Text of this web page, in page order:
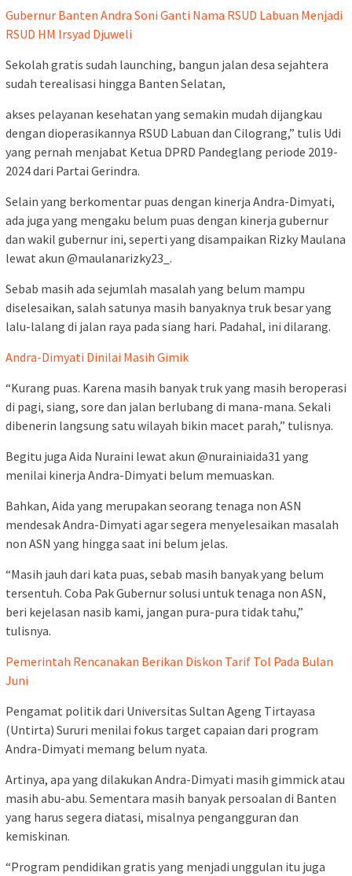
Gubernur Banten Andra Soni Ganti Nama RSUD Labuan Menjadi
RSUD HM Irsyad Djuweli
Sekolah gratis sudah launching, bangun jalan desa sejahtera
sudah terealisasi hingga Banten Selatan,
akses pelayanan kesehatan yang semakin mudah dijangkau
dengan dioperasikannya RSUD Labuan dan Cilograng,” tulis Udi
yang pernah menjabat Ketua DPRD Pandeglang periode 2019-
2024 dari Partai Gerindra.
Selain yang berkomentar puas dengan kinerja Andra-Dimyati,
ada juga yang mengaku belum puas dengan kinerja gubernur
dan wakil gubernur ini, seperti yang disampaikan Rizky Maulana
lewat akun @maulanarizky23_.
Sebab masih ada sejumlah masalah yang belum mampu
diselesaikan, salah satunya masih banyaknya truk besar yang
lalu-lalang di jalan raya pada siang hari. Padahal, ini dilarang.
Andra-Dimyati Dinilai Masih Gimik
“Kurang puas. Karena masih banyak truk yang masih beroperasi
di pagi, siang, sore dan jalan berlubang di mana-mana. Sekali
dibenerin langsung satu wilayah bikin macet parah,” tulisnya.
Begitu juga Aida Nuraini lewat akun @nurainiaida31 yang
menilai kinerja Andra-Dimyati belum memuaskan.
Bahkan, Aida yang merupakan seorang tenaga non ASN
mendesak Andra-Dimyati agar segera menyelesaikan masalah
non ASN yang hingga saat ini belum jelas.
“Masih jauh dari kata puas, sebab masih banyak yang belum
tersentuh. Coba Pak Gubernur solusi untuk tenaga non ASN,
beri kejelasan nasib kami, jangan pura-pura tidak tahu,”
tulisnya.
Pemerintah Rencanakan Berikan Diskon Tarif Tol Pada Bulan
Juni
Pengamat politik dari Universitas Sultan Ageng Tirtayasa
(Untirta) Sururi menilai fokus target capaian dari program
Andra-Dimyati memang belum nyata.
Artinya, apa yang dilakukan Andra-Dimyati masih gimmick atau
masih abu-abu. Sementara masih banyak persoalan di Banten
yang harus segera diatasi, misalnya pengangguran dan
kemiskinan.
“Program pendidikan gratis yang menjadi unggulan itu juga